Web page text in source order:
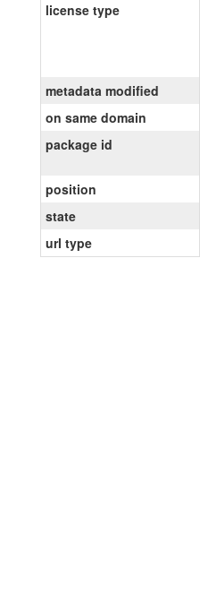
license type
metadata modified
on same domain
package id
position
state
url type